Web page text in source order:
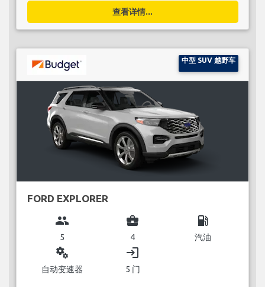
查看详情...
中型 SUV 越野车
FORD EXPLORER
group
5
business_center
4
local_gas_station
汽油
miscellaneous_services
自动变速器
login
5 门